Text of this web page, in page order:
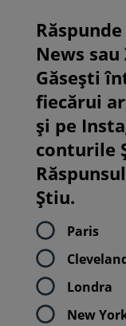
News
Găsești
fiecărui
și pe
conturile
Știu.
Paris
Londra
New